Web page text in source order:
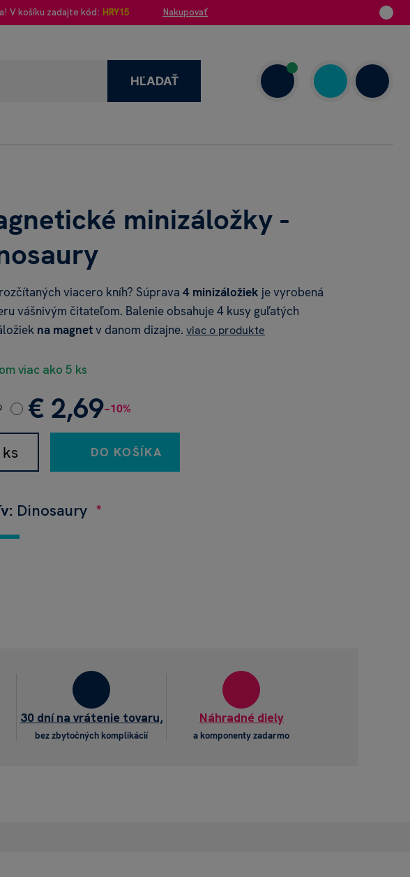
V košíku zadajte kód: HRY15 Nakupovať
HĽADAŤ
minizáložky -
viacero kníh? Súprava 4 minizáložiek je vyrobená
vášnivým čitateľom. Balenie obsahuje 4 kusy guľatých
na magnetv danom dizajne. viac o produkte
viac ako 5 ks
€ 2,69−10%
DO KOŠÍKA
Dinosaury
30 dní na vrátenie tovaru,
bez zbytočných komplikácií
Náhradné diely
a komponenty zadarmo